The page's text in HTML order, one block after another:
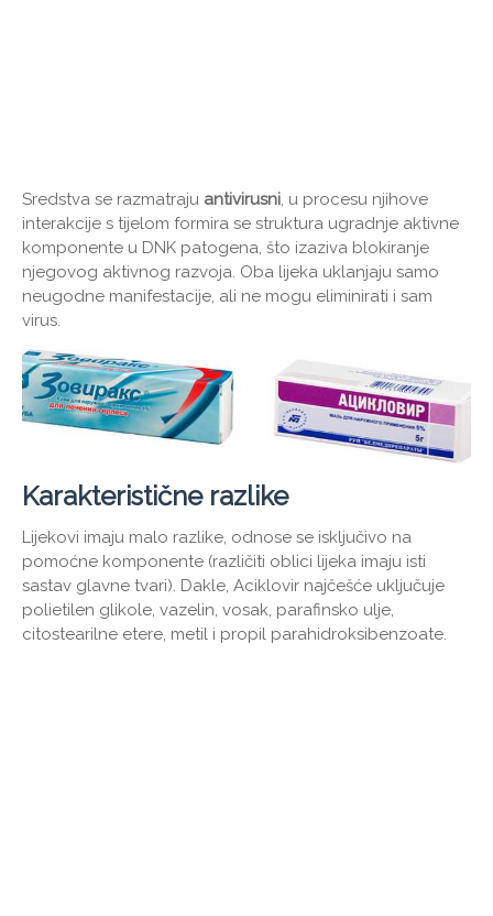
Sredstva se razmatraju antivirusni, u procesu njihove
interakcije s tijelom formira se struktura ugradnje aktivne
komponente u DNK patogena, što izaziva blokiranje
njegovog aktivnog razvoja. Oba lijeka uklanjaju samo
neugodne manifestacije, ali ne mogu eliminirati i sam
virus.
Karakteristične razlike
Lijekovi imaju malo razlike, odnose se isključivo na
pomoćne komponente (različiti oblici lijeka imaju isti
sastav glavne tvari). Dakle, Aciklovir najčešće uključuje
polietilen glikole, vazelin, vosak, parafinsko ulje,
citostearilne etere, metil i propil parahidroksibenzoate.